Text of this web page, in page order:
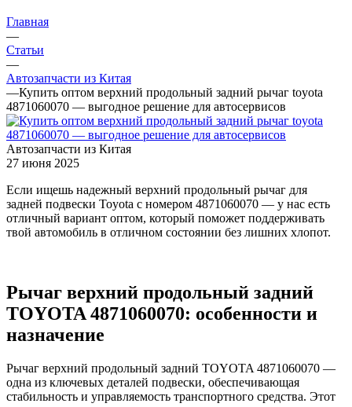
Главная
—
Статьи
—
Автозапчасти из Китая
—Купить оптом верхний продольный задний рычаг toyota
4871060070 — выгодное решение для автосервисов
Автозапчасти из Китая
27 июня 2025
Если ищешь надежный верхний продольный рычаг для
задней подвески Toyota с номером 4871060070 — у нас есть
отличный вариант оптом, который поможет поддерживать
твой автомобиль в отличном состоянии без лишних хлопот.
Рычаг верхний продольный задний
TOYOTA 4871060070: особенности и
назначение
Рычаг верхний продольный задний TOYOTA 4871060070 —
одна из ключевых деталей подвески, обеспечивающая
стабильность и управляемость транспортного средства. Этот